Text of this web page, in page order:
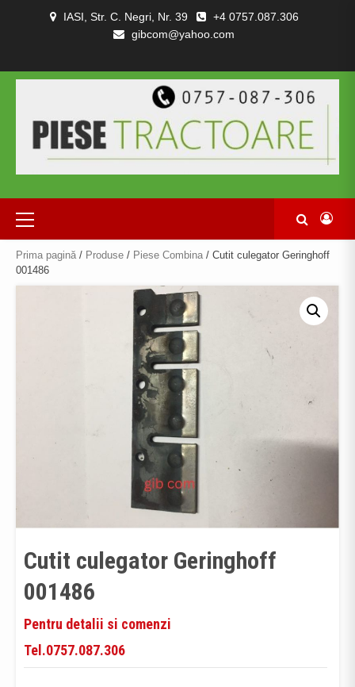
IASI, Str. C. Negri, Nr. 39
+4 0757.087.306
gibcom@yahoo.com
TRACTOARE
SI
COMBINE
NOI
DE
CONFIDENȚIALITATEA
SI
CONDITII
Primary
Menu
Prima pagină / Produse / Piese Combina / Cutit culegator Geringhoff
001486
Cutit culegator Geringhoff
001486
Pentru detalii si comenzi
Tel.0757.087.306